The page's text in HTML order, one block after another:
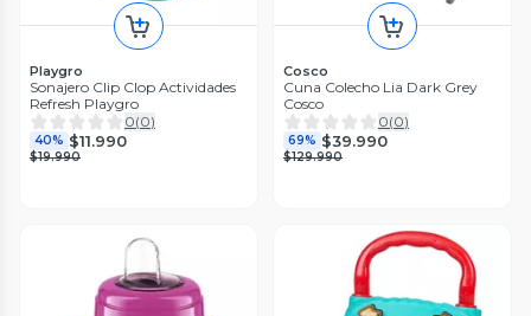
Playgro
Sonajero Clip Clop Actividades
Refresh Playgro
0(0)
40% $11.990
$19.990
Cosco
Cuna Colecho Lia Dark Grey
Cosco
0(0)
69% $39.990
$129.990